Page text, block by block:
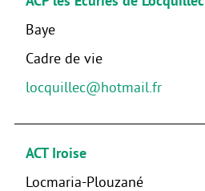
Baye
Cadre de vie
locquillec@hotmail.fr
ACT Iroise
Locmaria-Plouzané